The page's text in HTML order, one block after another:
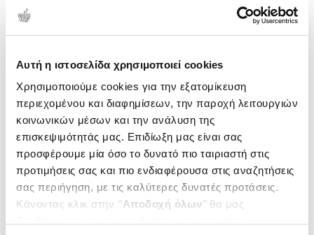
Αυτή η ιστοσελίδα χρησιμοποιεί cookies
Χρησιμοποιούμε cookies για την εξατομίκευση
περιεχομένου και διαφημίσεων, την παροχή λειτουργιών
κοινωνικών μέσων και την ανάλυση της
επισκεψιμότητάς μας. Επιδίωξη μας είναι σας
προσφέρουμε μία όσο το δυνατό πιο ταιριαστή στις
προτιμήσεις σας και πιο ενδιαφέρουσα στις αναζητήσεις
σας περιήγηση, με τις καλύτερες δυνατές προτάσεις.
Κάνοντας κλικ στην ‘’Αποδοχή όλων’’ θα μας